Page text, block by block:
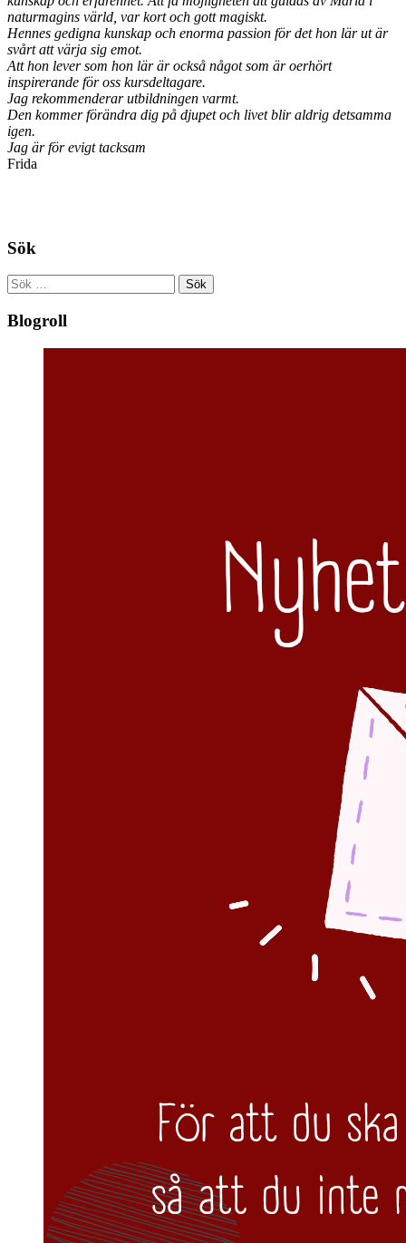
naturmagins värld, var kort och gott magiskt.
Hennes gedigna kunskap och enorma passion för det hon lär ut är
svårt att värja sig emot.
Att hon lever som hon lär är också något som är oerhört
inspirerande för oss kursdeltagare.
Jag rekommenderar utbildningen varmt.
Den kommer förändra dig på djupet och livet blir aldrig detsamma
igen.
Jag är för evigt tacksam
Frida
Sök
Sök
efter:
Blogroll